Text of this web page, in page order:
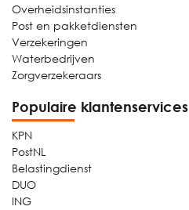
Overheidsinstanties
Post en pakketdiensten
Verzekeringen
Waterbedrijven
Zorgverzekeraars
Populaire klantenservices
KPN
PostNL
Belastingdienst
DUO
ING